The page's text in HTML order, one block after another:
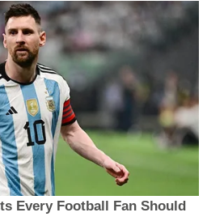
Every Football Fan Should